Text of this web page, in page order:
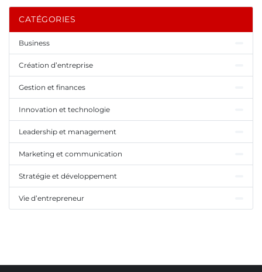
CATÉGORIES
Business
Création d’entreprise
Gestion et finances
Innovation et technologie
Leadership et management
Marketing et communication
Stratégie et développement
Vie d’entrepreneur